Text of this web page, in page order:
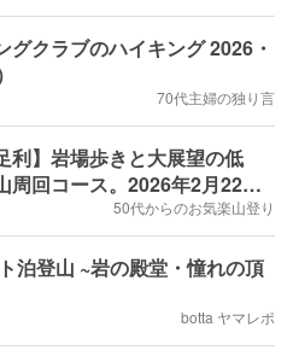
グクラブのハイキング 2026・
70代主婦の独り言
利】岩場歩きと大展望の低
周回コース。2026年2月22日
50代からのお気楽山登り
泊登山 ~岩の殿堂・憧れの頂
botta ヤマレポ